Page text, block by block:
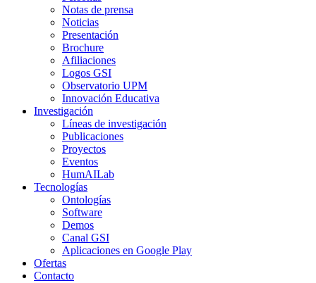
Notas de prensa
Noticias
Presentación
Brochure
Afiliaciones
Logos GSI
Observatorio UPM
Innovación Educativa
Investigación
Líneas de investigación
Publicaciones
Proyectos
Eventos
HumAILab
Tecnologías
Ontologías
Software
Demos
Canal GSI
Aplicaciones en Google Play
Ofertas
Contacto